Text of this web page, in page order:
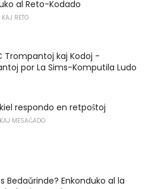
al Reto-Kodado
KAJ RETO
Trompantoj kaj Kodoj -
por La Sims-Komputila Ludo
kiel respondo en retpoŝtoj
MESAĜADO
Bedaŭrinde? Enkonduko al la